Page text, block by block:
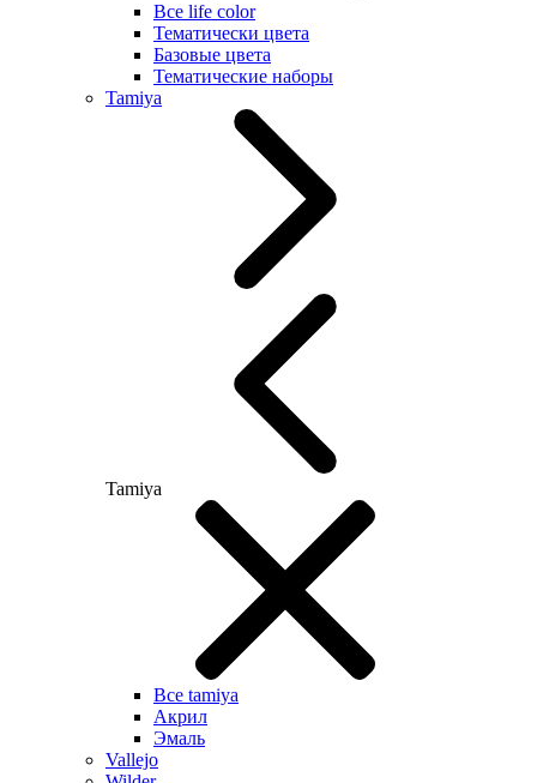
Все life color
Тематически цвета
Базовые цвета
Тематические наборы
Tamiya
Tamiya
Все tamiya
Акрил
Эмаль
Vallejo